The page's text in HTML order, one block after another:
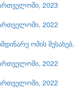
2023
2022
ომის შესახებ,
2022
2022